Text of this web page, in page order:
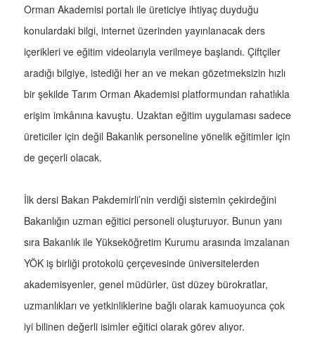
Orman Akademisi portalı ile üreticiye ihtiyaç duyduğu
konulardaki bilgi, internet üzerinden yayınlanacak ders
içerikleri ve eğitim videolarıyla verilmeye başlandı. Çiftçiler
aradığı bilgiye, istediği her an ve mekan gözetmeksizin hızlı
bir şekilde Tarım Orman Akademisi platformundan rahatlıkla
erişim imkânına kavuştu. Uzaktan eğitim uygulaması sadece
üreticiler için değil Bakanlık personeline yönelik eğitimler için
de geçerli olacak.
İlk dersi Bakan Pakdemirli’nin verdiği sistemin çekirdeğini
Bakanlığın uzman eğitici personeli oluşturuyor. Bunun yanı
sıra Bakanlık ile Yükseköğretim Kurumu arasında imzalanan
YÖK iş birliği protokolü çerçevesinde üniversitelerden
akademisyenler, genel müdürler, üst düzey bürokratlar,
uzmanlıkları ve yetkinliklerine bağlı olarak kamuoyunca çok
iyi bilinen değerli isimler eğitici olarak görev alıyor.